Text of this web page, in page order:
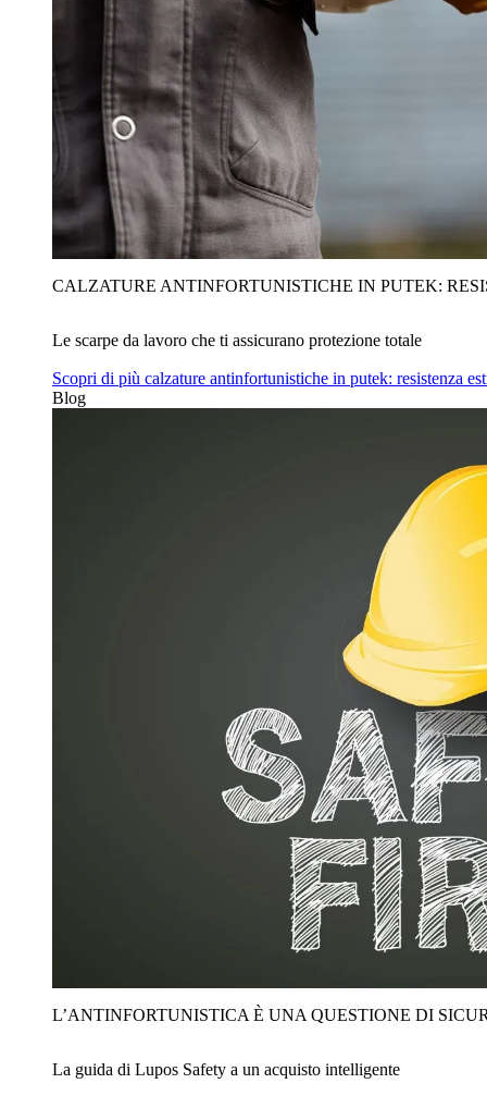
CALZATURE ANTINFORTUNISTICHE IN PUTEK:
Le scarpe da lavoro che ti assicurano protezione totale
Scopri di più calzature antinfortunistiche in putek: resistenza
Blog
L’ANTINFORTUNISTICA È UNA QUESTIONE DI
La guida di Lupos Safety a un acquisto intelligente